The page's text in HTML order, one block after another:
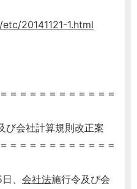
20141121-1.html
＝＝＝＝＝＝＝＝＝＝＝
び会社計算規則改正案
＝＝＝＝＝＝＝＝＝＝＝
、 会社法施行令及び会